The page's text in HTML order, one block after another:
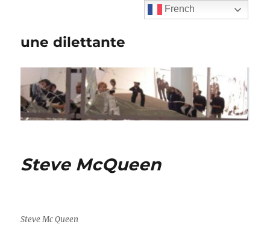
une dilettante
Steve McQueen
Steve Mc Queen
French